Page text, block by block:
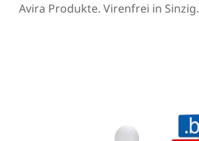
Avira Produkte. Virenfrei in Sinzig.